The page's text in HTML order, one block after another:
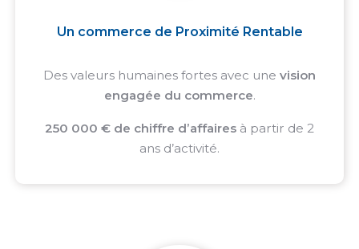
Un commerce de Proximité Rentable
Des valeurs humaines fortes avec une vision
engagée du commerce.
250 000 € de chiffre d’affaires à partir de 2
ans d’activité.